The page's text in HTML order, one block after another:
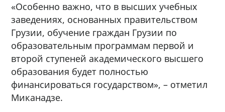
«Особенно важно, что в высших учебных
заведениях, основанных правительством
Грузии, обучение граждан Грузии по
образовательным программам первой и
второй ступеней академического высшего
образования будет полностью
финансироваться государством», – отметил
Миканадзе.